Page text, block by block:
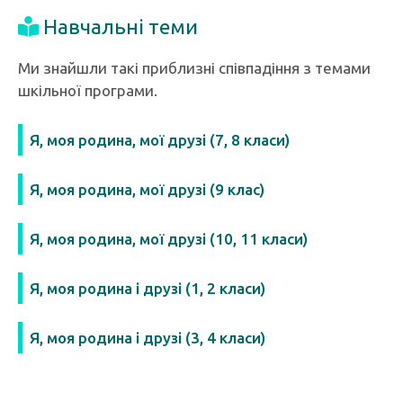
Навчальні теми
Ми знайшли такі приблизні співпадіння з темами
шкільної програми.
Я, моя родина, мої друзі (7, 8 класи)
Я, моя родина, мої друзі (9 клас)
Я, моя родина, мої друзі (10, 11 класи)
Я, моя родина і друзі (1, 2 класи)
Я, моя родина і друзі (3, 4 класи)